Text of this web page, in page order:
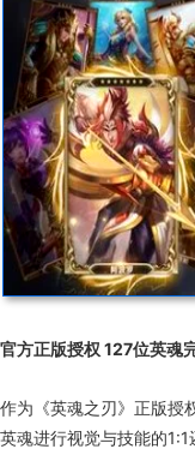
官方正版授权 127位英魂
作为《英魂之刃》正版授
英魂进行视觉与技能的